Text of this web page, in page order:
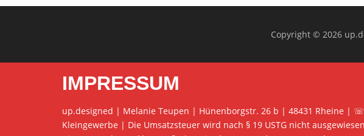
Copyright © 2026
IMPRESSUM
up.designed | Melanie Teupen | Hünenborgstr. 26 b | 48431 Rheine |
Kleingewerbe | Die Umsatzsteuer wird nach § 19 USTG nicht